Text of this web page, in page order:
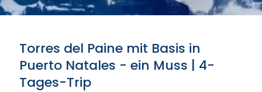
Torres del Paine mit Basis in
Puerto Natales - ein Muss | 4-
Tages-Trip